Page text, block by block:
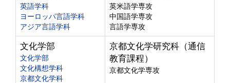
英語学科
ヨーロッパ言語学科
アジア言語学科
英米語学専攻
中国語学専攻
言語学専攻
文化学部
文化学部
文化構想学科
京都文化学科
京都文化学研究科（通信
教育課程）
京都文化学専攻